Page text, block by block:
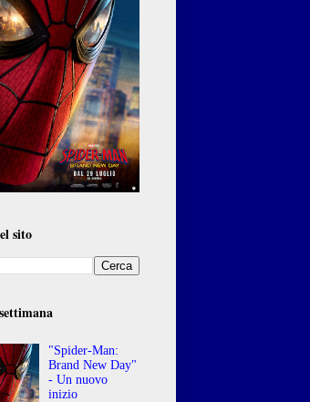
sito
"Spider-Man:
Brand New Day"
- Un nuovo
inizio